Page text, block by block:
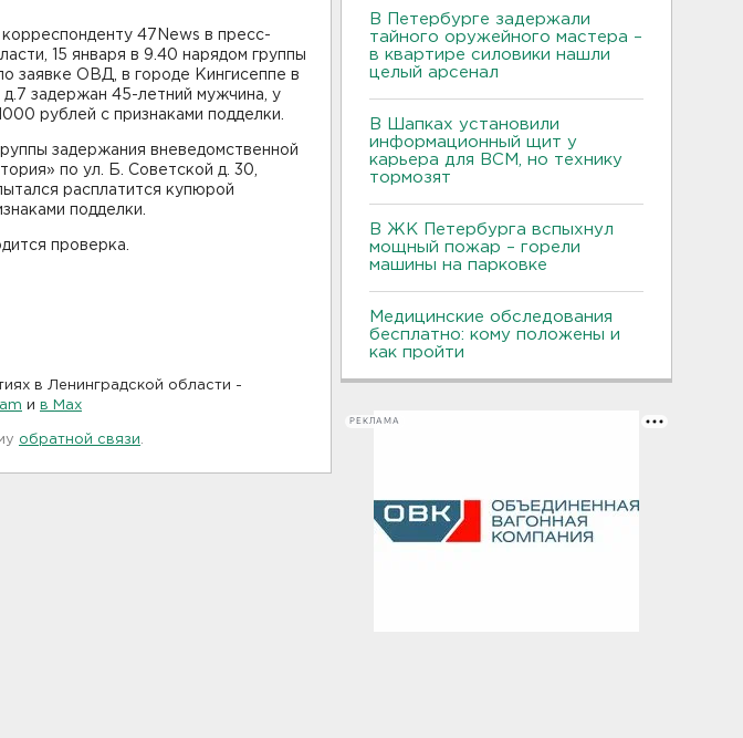
47News в пресс-
15 января в 9.40 нарядом группы
заявке ОВД, в городе Кингисеппе в
задержан 45-летний мужчина, у
рублей с признаками подделки.
задержания вневедомственной
по ул. Б. Советской д. 30,
расплатится купюрой
подделки.
проверка.
в Ленинградской области -
и в Maх
обратной связи
В Петербурге задержали
тайного оружейного мастера –
в квартире силовики нашли
целый арсенал
В Шапках установили
информационный щит у
карьера для ВСМ, но технику
тормозят
В ЖК Петербурга вспыхнул
мощный пожар – горели
машины на парковке
Медицинские обследования
бесплатно: кому положены и
как пройти
РЕКЛАМА